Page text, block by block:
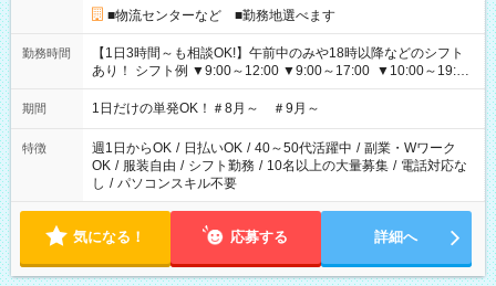
■物流センターなど ■勤務地選べます
勤務時間
【1日3時間～も相談OK!】午前中のみや18時以降などのシフト
あり！ シフト例 ▼9:00～12:00 ▼9:00～17:00 ▼10:00～19:00
▼18:00～21:00
期間 1日だけの単発OK！＃8月～ ＃9月～
特徴 週1日からOK / 日払いOK / 40～50代活躍中 / 副業・Wワーク
OK / 服装自由 / シフト勤務 / 10名以上の大量募集 / 電話対応な
し / パソコンスキル不要
気になる！ 応募する 詳細へ